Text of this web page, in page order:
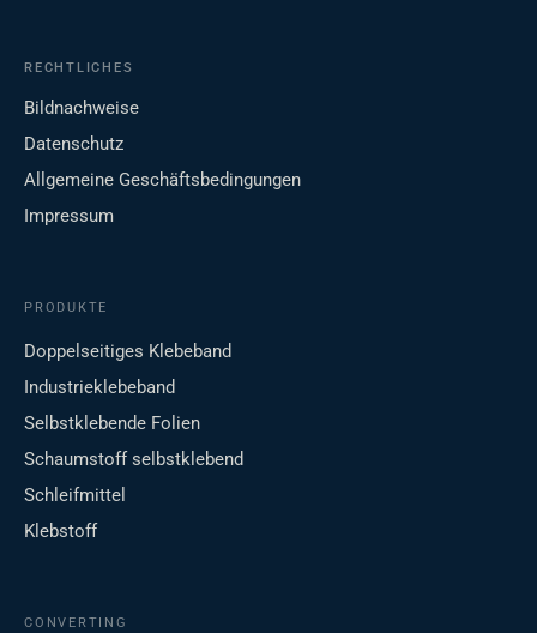
RECHTLICHES
Bildnachweise
Datenschutz
Allgemeine Geschäftsbedingungen
Impressum
PRODUKTE
Doppelseitiges Klebeband
Industrieklebeband
Selbstklebende Folien
Schaumstoff selbstklebend
Schleifmittel
Klebstoff
CONVERTING